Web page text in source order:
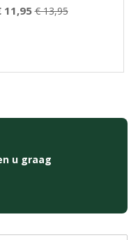
11,95 € 13,95
u graag